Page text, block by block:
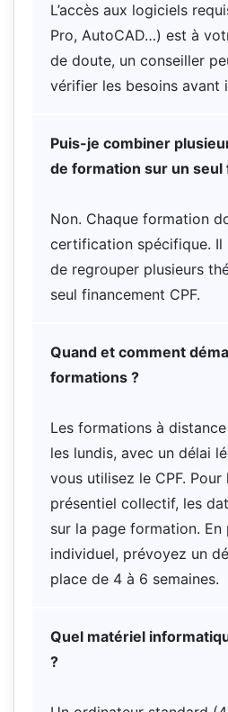
L’accès aux logiciels
Pro, AutoCAD…) est à
de doute, un conseiller
vérifier les besoins avant
Puis-je combiner
de formation sur un seul
Non. Chaque formation
certification spécifique. Il
de regrouper plusieurs
seul financement CPF.
Quand et comment
formations ?
Les formations à
les lundis, avec un délai
vous utilisez le CPF.
présentiel collectif, les
sur la page formation. En
individuel, prévoyez un
place de 4 à 6 semaines.
Quel matériel
?